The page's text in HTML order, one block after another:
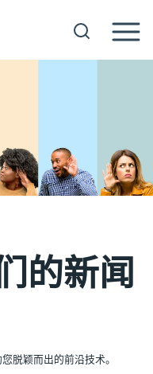
的新闻
脱颖而出的前沿技术。